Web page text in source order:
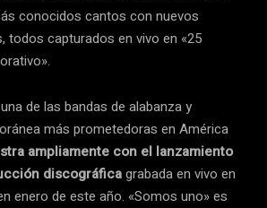
conocidos cantos con nuevos
todos capturados en vivo en «25
de las bandas de alabanza y
más prometedoras en América
ampliamente con el lanzamiento
discográficagrabada en vivo en
enero de este año. «Somos uno» es